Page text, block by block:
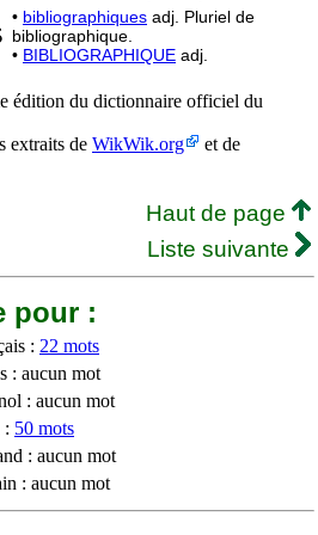
• bibliographiques adj. Pluriel de
bibliographique.
• BIBLIOGRAPHIQUE adj.
édition du dictionnaire officiel du
extraits de WikWik.org
et de
Haut de page
Liste suivante
pour :
: 22 mots
: aucun mot
: aucun mot
: 50 mots
: aucun mot
: aucun mot